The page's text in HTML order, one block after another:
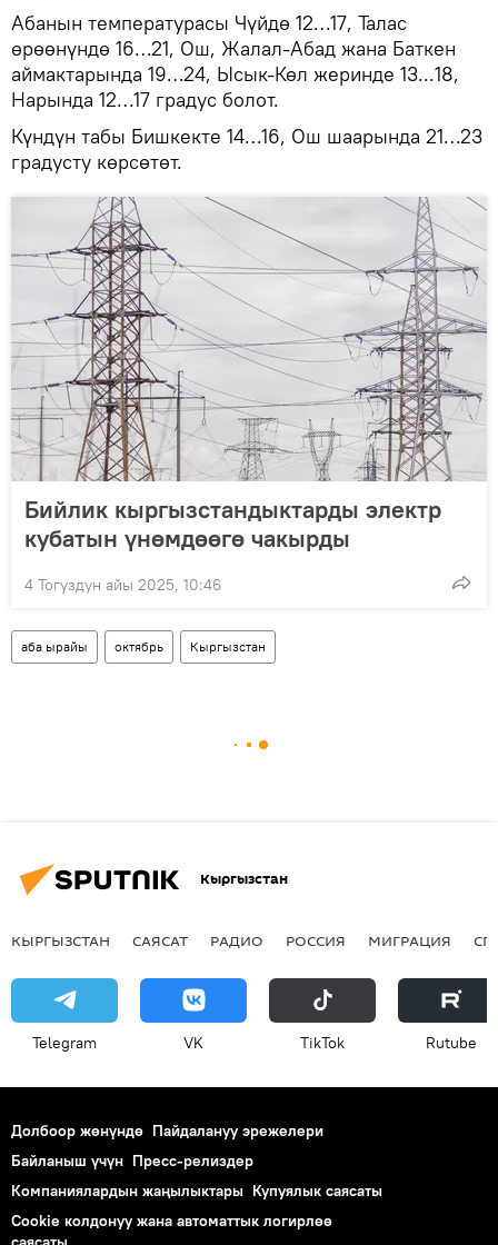
Абанын температурасы Чүйдө 12…17, Талас
өрөөнүндө 16…21, Ош, Жалал-Абад жана Баткен
аймактарында 19…24, Ысык-Көл жеринде 13...18,
Нарында 12…17 градус болот.
Күндүн табы Бишкекте 14…16, Ош шаарында 21…23
градусту көрсөтөт.
Бийлик кыргызстандыктарды электр
кубатын үнөмдөөгө чакырды
4 Тогуздун айы 2025, 10:46
аба ырайы октябрь Кыргызстан
Кыргызстан
КЫРГЫЗСТАН САЯСАТ РАДИО РОССИЯ МИГРАЦИЯ
Telegram VK ТikТоk Rutube
Долбоор жөнүндө Пайдалануу эрежелери
Байланыш үчүн Пресс-релиздер
Компаниялардын жаңылыктары Купуялык саясаты
Cookie колдонуу жана автоматтык логирлөө